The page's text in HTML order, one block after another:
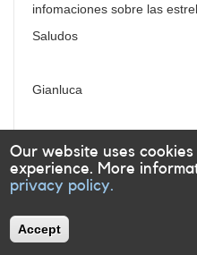
infomaciones sobre las
Saludos
Gianluca
Our website uses
experience. More
privacy policy.
Accept